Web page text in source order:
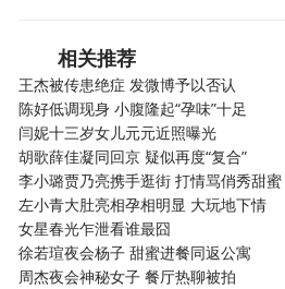
相关推荐
王杰被传患绝症 发微博予以否认
陈好低调现身 小腹隆起“孕味”十足
闫妮十三岁女儿元元近照曝光
胡歌薛佳凝同回京 疑似再度“复合”
李小璐贾乃亮携手逛街 打情骂俏秀甜蜜
左小青大肚亮相孕相明显 大玩地下情
女星春光乍泄看谁最囧
徐若瑄夜会杨子 甜蜜进餐同返公寓
周杰夜会神秘女子 餐厅热聊被拍